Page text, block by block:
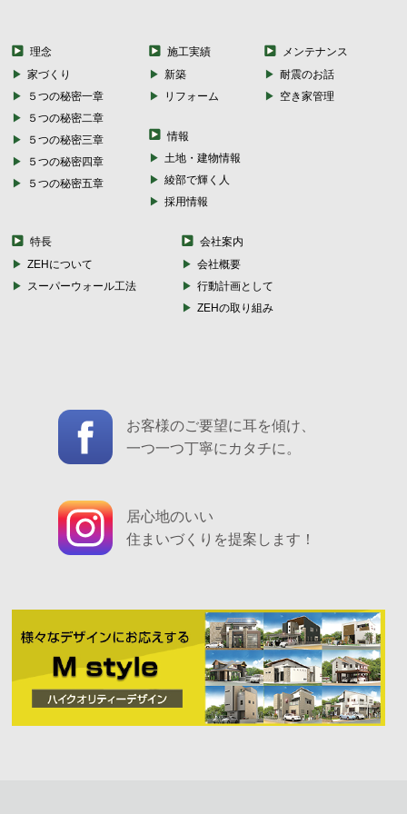
理念
家づくり
５つの秘密一章
５つの秘密二章
５つの秘密三章
５つの秘密四章
５つの秘密五章
施工実績
新築
リフォーム
メンテナンス
耐震のお話
空き家管理
情報
土地・建物情報
綾部で輝く人
採用情報
特長
ZEHについて
スーパーウォール工法
会社案内
会社概要
行動計画として
ZEHの取り組み
お客様のご要望に耳を傾け、
一つ一つ丁寧にカタチに。
居心地のいい
住まいづくりを提案します！